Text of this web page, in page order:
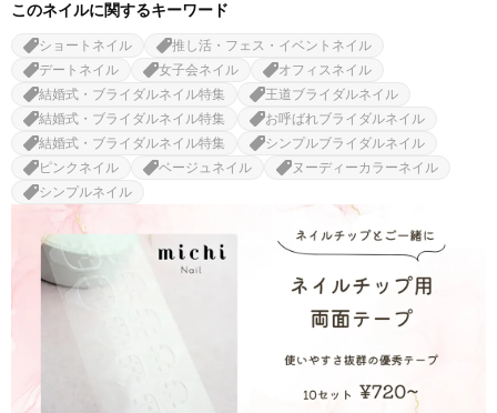
このネイルに関するキーワード
ショートネイル
推し活・フェス・イベントネイル
デートネイル
女子会ネイル
オフィスネイル
結婚式・ブライダルネイル特集
王道ブライダルネイル
結婚式・ブライダルネイル特集
お呼ばれブライダルネイル
結婚式・ブライダルネイル特集
シンプルブライダルネイル
ピンクネイル
ベージュネイル
ヌーディーカラーネイル
シンプルネイル